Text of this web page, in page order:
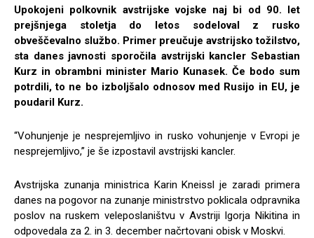
Upokojeni polkovnik avstrijske vojske naj bi od 90. let
prejšnjega stoletja do letos sodeloval z rusko
obveščevalno službo. Primer preučuje avstrijsko tožilstvo,
sta danes javnosti sporočila avstrijski kancler Sebastian
Kurz in obrambni minister Mario Kunasek. Če bodo sum
potrdili, to ne bo izboljšalo odnosov med Rusijo in EU, je
poudaril Kurz.
“Vohunjenje je nesprejemljivo in rusko vohunjenje v Evropi je
nesprejemljivo,” je še izpostavil avstrijski kancler.
Avstrijska zunanja ministrica Karin Kneissl je zaradi primera
danes na pogovor na zunanje ministrstvo poklicala odpravnika
poslov na ruskem veleposlaništvu v Avstriji Igorja Nikitina in
odpovedala za 2. in 3. december načrtovani obisk v Moskvi.